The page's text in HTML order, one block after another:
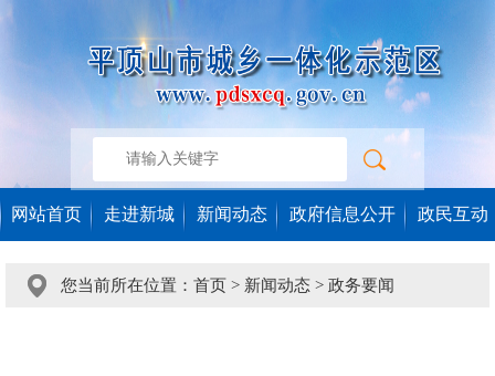
网站首页 走进新城 新闻动态 政府信息公开 政民互动
您当前所在位置： 首页 > 新闻动态 > 政务要闻